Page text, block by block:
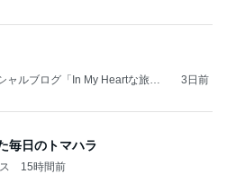
ャルブログ「In My Heartな旅日
3日前
毎日のトマハラ
15時間前